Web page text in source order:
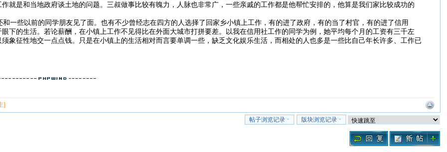
就是和当地政府谈土地的问题。三叔做事比较有魄力，人脉也非常广，一些亲戚的工作都是他帮忙安排的，他算是我们家比较成功的
一些以前的同学朋友见了面。也有不少曾经志在四方的人选择了回家乡小镇上工作，有的进了政府，有的当了村官，有的进了信用
下的生活。若论薪酬，在小镇上工作不见得比在外面大城市打拼要差。以我在信用社工作的同学为例，她平均每个月的工资有三千左
象征性地交一点点钱。只是在小镇上的生活相对而言要单调一些，缺乏文化娱乐生活，而相处的人也多是一些比自己年长许多、工作已
]
帖子浏览记录 版块浏览记录